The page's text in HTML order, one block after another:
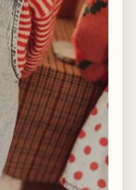
zorgt voor
zijn of haar
bieden extra
bestelling. Zowel de